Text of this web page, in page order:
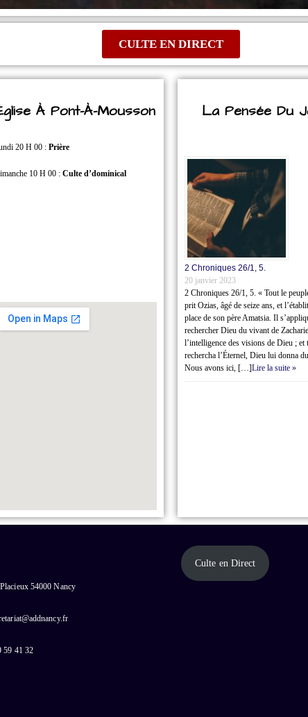
CULTE EN DIRECT
À Pont-À-Mousson
20 H 00 : Prière
10 H 00 : Culte d’dominical
La Pensée Du
2 Chroniques 26/1‭, ‬5.
20 janvier 2023
2 Chroniques 26/1‭, ‬5. « Tout le
prit Ozias, âgé de seize ans, et
place de son père Amatsia. Il
rechercher Dieu du vivant de
l’intelligence des visions de Dieu ; et
rechercha l’Éternel, Dieu lui donna
Nous avons ici, […]Lire la suite »
54000 Nancy
59 41 32
Culte en Direct